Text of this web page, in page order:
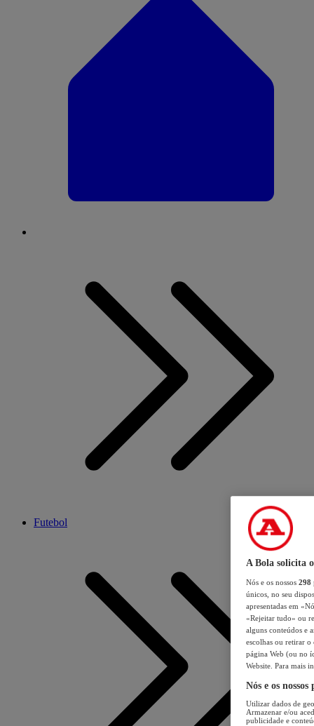
Futebol
A Bola solicita
Nós e os nossos 298
únicos, no seu
apresentadas em
«Rejeitar tudo» ou
alguns conteúdos e
escolhas ou retirar
página Web (ou no
Website. Para mais
Nós e os
Utilizar dados de
Armazenar e/ou
publicidade e